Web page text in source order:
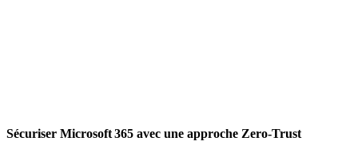
Sécuriser Microsoft 365 avec une approche Zero-Trust